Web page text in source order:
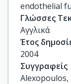
endothelial
Γλώσσες
Αγγλικά
Έτος
2004
Συγγραφείς
Alexopoulos,